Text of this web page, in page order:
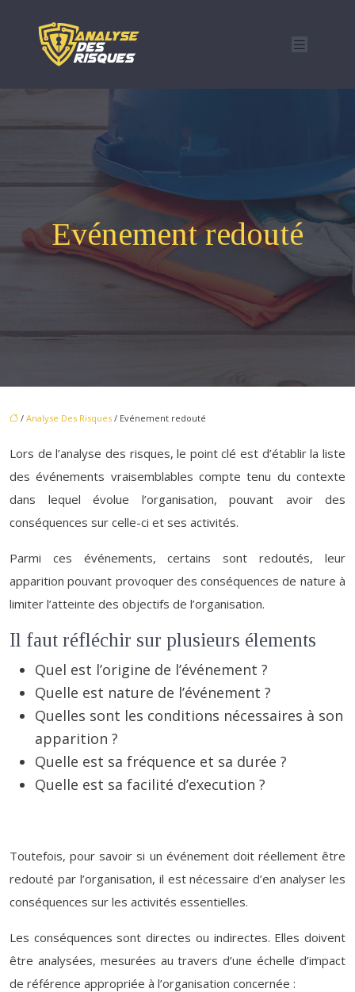
Evénement redouté
/ Analyse Des Risques / Evénement redouté
Lors de l’analyse des risques, le point clé est d’établir la liste
des événements vraisemblables compte tenu du contexte
dans lequel évolue l’organisation, pouvant avoir des
conséquences sur celle-ci et ses activités.
Parmi ces événements, certains sont redoutés, leur
apparition pouvant provoquer des conséquences de nature à
limiter l’atteinte des objectifs de l’organisation.
Il faut réfléchir sur plusieurs élements
Quel est l’origine de l’événement ?
Quelle est nature de l’événement ?
Quelles sont les conditions nécessaires à son
apparition ?
Quelle est sa fréquence et sa durée ?
Quelle est sa facilité d’execution ?
Toutefois, pour savoir si un événement doit réellement être
redouté par l’organisation, il est nécessaire d’en analyser les
conséquences sur les activités essentielles.
Les conséquences sont directes ou indirectes. Elles doivent
être analysées, mesurées au travers d’une échelle d’impact
de référence appropriée à l’organisation concernée :